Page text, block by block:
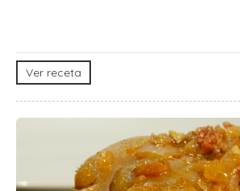
Ver receta